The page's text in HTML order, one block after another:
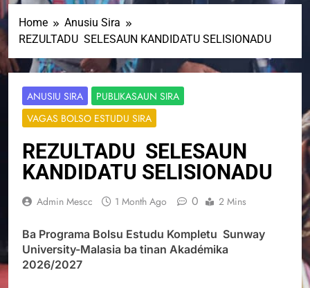
Home
Anusiu Sira
REZULTADU SELESAUN KANDIDATU SELISIONADU
ANUSIU SIRA
PUBLIKASAUN SIRA
VAGAS BOLSO ESTUDU SIRA
REZULTADU SELESAUN
KANDIDATU SELISIONADU
Admin Mescc 1 Month Ago 0 2 Mins
Ba Programa Bolsu Estudu Kompletu Sunway
University-Malasia ba tinan Akadémika
2026/2027